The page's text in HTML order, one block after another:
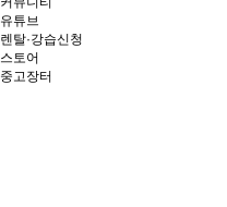
유튜브
렌탈·강습신청
스토어
중고장터